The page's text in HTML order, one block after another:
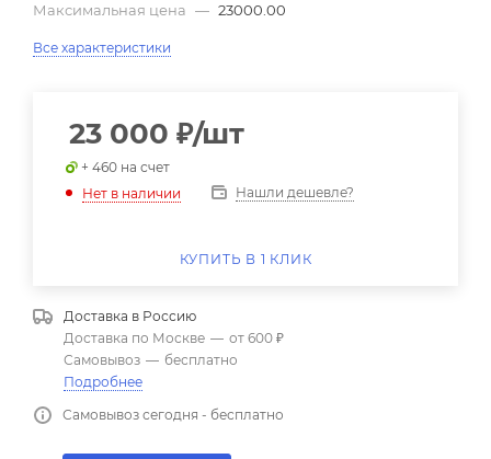
Максимальная цена — 23000.00
Все характеристики
23 000 ₽/шт
+ 460 на счет
Нет в наличии
Нашли дешевле?
КУПИТЬ В 1 КЛИК
Доставка в Россию
Доставка по Москве — от 600 ₽
Самовывоз — бесплатно
Подробнее
Самовывоз сегодня - бесплатно